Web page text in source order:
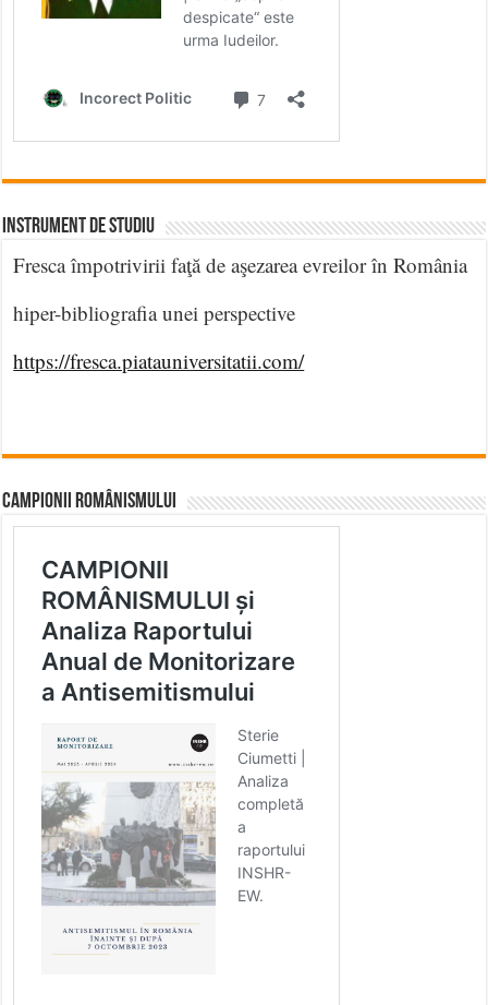
INSTRUMENT DE STUDIU
Fresca împotrivirii faţă de aşezarea evreilor în România
hiper-bibliografia unei perspective
https://fresca.piatauniversitatii.com/
CAMPIONII ROMÂNISMULUI